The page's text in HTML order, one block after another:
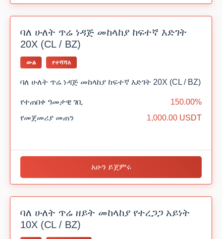
ባለ ሁለት ጥሬ ነዳጅ መከላከያ ከፍተኛ እድገት
20X (CL / BZ)
ውል የተሻሻለ
ባለ ሁለት ጥሬ ነዳጅ መከላከያ ከፍተኛ እድገት 20X (CL / BZ)
የተጠበቀ ዓመታዊ ገቢ
150.00%
የመጀመሪያ መጠን
1,000.00 USDT
አሁን ይጀምሩ
ባለ ሁለት ጥሬ ዘይት መከላከያ የተረጋጋ አይነት
10X (CL / BZ)